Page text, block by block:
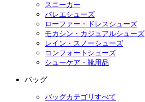
スニーカー
バレエシューズ
ローファー・ドレスシューズ
モカシン・カジュアルシューズ
レイン・スノーシューズ
コンフォートシューズ
シューケア・靴用品
バッグ
バッグカテゴリすべて